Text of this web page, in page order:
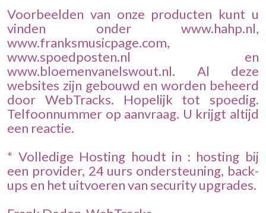
Voorbeelden van onze producten kunt u
vinden onder www.hahp.nl,
www.franksmusicpage.com,
www.spoedposten.nl en
www.bloemenvanelswout.nl. Al deze
websites zijn gebouwd en worden beheerd
door WebTracks. Hopelijk tot spoedig.
Telfoonnummer op aanvraag. U krijgt altijd
een reactie.
* Volledige Hosting houdt in : hosting bij
een provider, 24 uurs ondersteuning, back-
ups en het uitvoeren van security upgrades.